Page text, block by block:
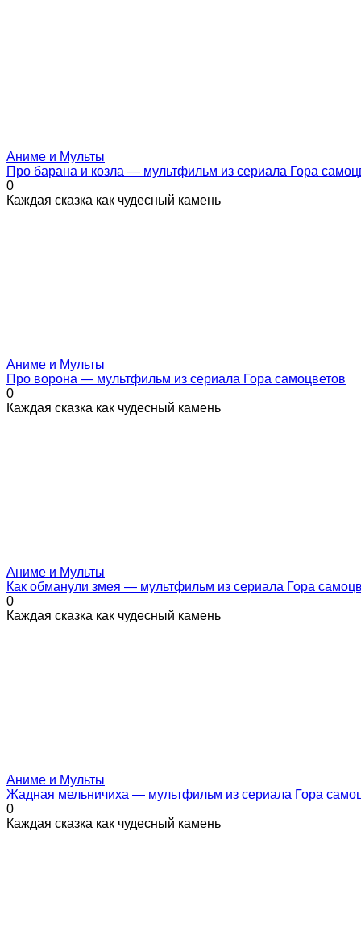
Аниме и Мульты
Про барана и козла — мультфильм из сериала Гора
0
Каждая сказка как чудесный камень
Аниме и Мульты
Про ворона — мультфильм из сериала Гора самоцветов
0
Каждая сказка как чудесный камень
Аниме и Мульты
Как обманули змея — мультфильм из сериала Гора
0
Каждая сказка как чудесный камень
Аниме и Мульты
Жадная мельничиха — мультфильм из сериала Гора
0
Каждая сказка как чудесный камень